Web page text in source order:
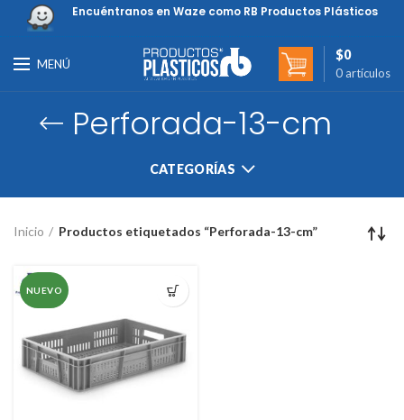
Encuéntranos en Waze como RB Productos Plásticos
MENÚ
0 artículos
$0
Perforada-13-cm
CATEGORÍAS
Inicio Productos etiquetados “Perforada-13-cm”
NUEVO